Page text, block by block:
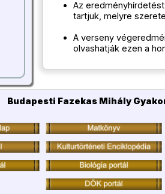
Az
tartjuk, melyre
A verseny
olvashatják ezen a
Budapesti Fazekas Mihály